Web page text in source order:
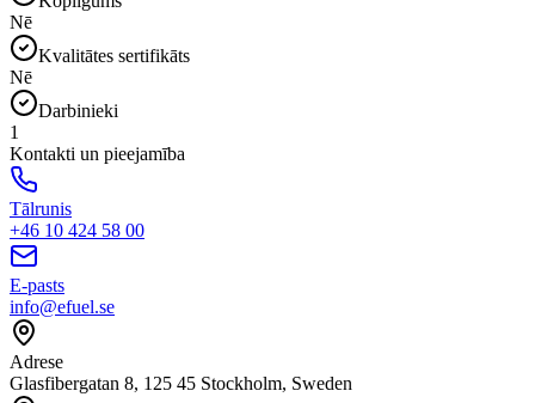
Nē
Kvalitātes sertifikāts
Nē
Darbinieki
1
Kontakti un pieejamība
Tālrunis
+46 10 424 58 00
E-pasts
info@efuel.se
Adrese
Glasfibergatan 8, 125 45 Stockholm, Sweden